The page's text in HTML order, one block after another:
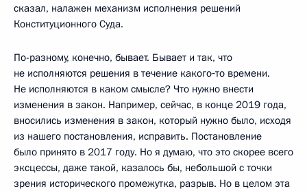
сказал, налажен механизм исполнения решений
Конституционного Суда.
По-разному, конечно, бывает. Бывает и так, что
не исполняются решения в течение какого‑то времени.
Не исполняются в каком смысле? Что нужно внести
изменения в закон. Например, сейчас, в конце 2019 года,
вносились изменения в закон, который нужно было, исходя
из нашего постановления, исправить. Постановление
было принято в 2017 году. Но я думаю, что это скорее всего
эксцессы, даже такой, казалось бы, небольшой с точки
зрения исторического промежутка, разрыв. Но в целом эта